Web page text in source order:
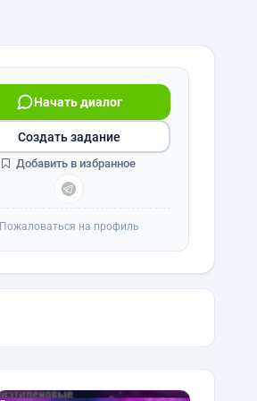
Начать диалог
Создать задание
Добавить в избранное
Пожаловаться на профиль